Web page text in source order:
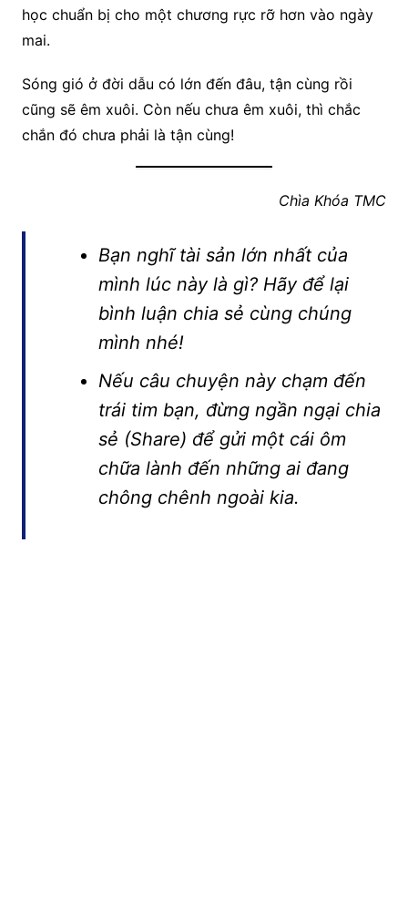
học chuẩn bị cho một chương rực rỡ hơn vào ngày
mai.
Sóng gió ở đời dẫu có lớn đến đâu, tận cùng rồi
cũng sẽ êm xuôi. Còn nếu chưa êm xuôi, thì chắc
chắn đó chưa phải là tận cùng!
Chìa Khóa TMC
Bạn nghĩ tài sản lớn nhất của
mình lúc này là gì? Hãy để lại
bình luận chia sẻ cùng chúng
mình nhé!
Nếu câu chuyện này chạm đến
trái tim bạn, đừng ngần ngại chia
sẻ (Share) để gửi một cái ôm
chữa lành đến những ai đang
chông chênh ngoài kia.